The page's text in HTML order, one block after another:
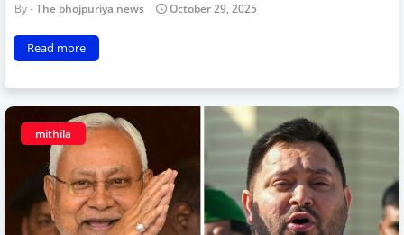
The bhojpuriya news October 29, 2025
Read more
mithila